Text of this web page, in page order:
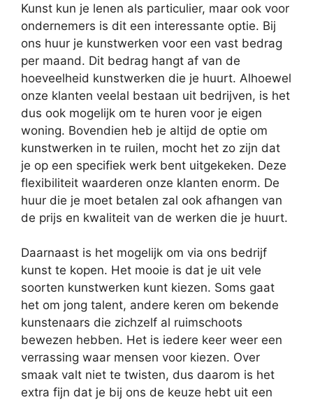
Kunst kun je lenen als particulier, maar ook voor
ondernemers is dit een interessante optie. Bij
ons huur je kunstwerken voor een vast bedrag
per maand. Dit bedrag hangt af van de
hoeveelheid kunstwerken die je huurt. Alhoewel
onze klanten veelal bestaan uit bedrijven, is het
dus ook mogelijk om te huren voor je eigen
woning. Bovendien heb je altijd de optie om
kunstwerken in te ruilen, mocht het zo zijn dat
je op een specifiek werk bent uitgekeken. Deze
flexibiliteit waarderen onze klanten enorm. De
huur die je moet betalen zal ook afhangen van
de prijs en kwaliteit van de werken die je huurt.
Daarnaast is het mogelijk om via ons bedrijf
kunst te kopen. Het mooie is dat je uit vele
soorten kunstwerken kunt kiezen. Soms gaat
het om jong talent, andere keren om bekende
kunstenaars die zichzelf al ruimschoots
bewezen hebben. Het is iedere keer weer een
verrassing waar mensen voor kiezen. Over
smaak valt niet te twisten, dus daarom is het
extra fijn dat je bij ons de keuze hebt uit een